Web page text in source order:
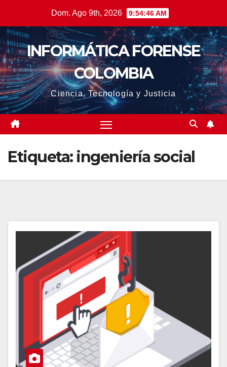
contenido
Dom. Ago 9th, 2026 9:54:47 AM
INFORMÁTICA FORENSE
COLOMBIA
Ciencia, Tecnología y Justicia
Etiqueta: ingeniería social